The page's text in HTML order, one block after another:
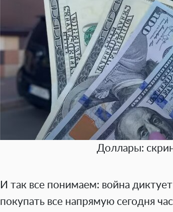
Доллары:
И так все понимаем: война
покупать все напрямую сегодня